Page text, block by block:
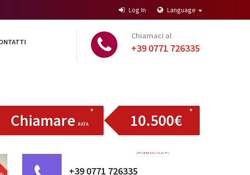
Log In Language
Chiamaci al
+39 0771 726335
Chiamare RATA 10.500€
(FATTURABILE)
+39 0771 726335